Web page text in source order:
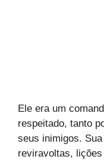
Ele era um
respeitado, tanto
seus inimigos.
reviravoltas,